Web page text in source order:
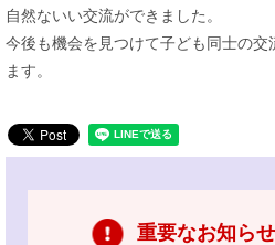
自然ないい交流ができました。
今後も機会を見つけて子ども同士の
ます。
重要なお知らせ